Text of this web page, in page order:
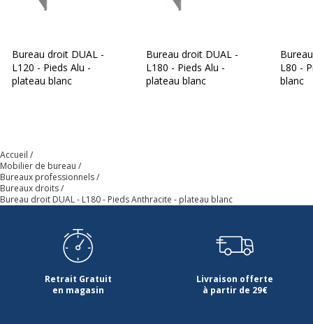
Certification PEFC Oui
Caractéristiques de la surface supérieure
Chants ABS 2mm
Densité panneaux
Épaisseur
Largeur du plateau
Panneau de particules
Bureau droit DUAL -
L120 - Pieds Alu -
plateau blanc
Bureau droit DUAL -
L180 - Pieds Alu -
plateau blanc
L80 -
blanc
Accueil
Mobilier de bureau
Bureaux professionnels
Bureaux droits
Bureau droit DUAL - L180 - Pieds Anthracite - plateau blanc
Retrait Gratuit
en magasin
Livraison offerte
à partir de 29€